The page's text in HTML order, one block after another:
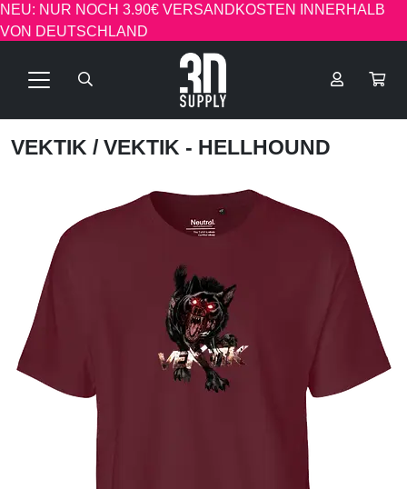
NEU: NUR NOCH 3.90€ VERSANDKOSTEN INNERHALB
VON DEUTSCHLAND
VEKTIK / VEKTIK - HELLHOUND